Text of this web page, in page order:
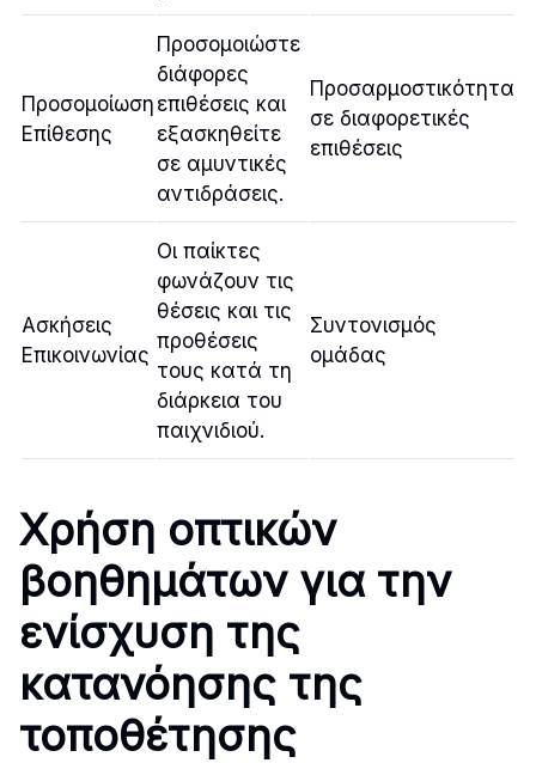
Προσομοίωση
Επίθεσης
Προσομοιώστε
διάφορες
επιθέσεις και
εξασκηθείτε
σε αμυντικές
αντιδράσεις.
Προσαρμοστικότητα
σε διαφορετικές
επιθέσεις
Ασκήσεις
Επικοινωνίας
Οι παίκτες
φωνάζουν τις
θέσεις και τις
προθέσεις
τους κατά τη
διάρκεια του
παιχνιδιού.
Συντονισμός
ομάδας
Χρήση οπτικών
βοηθημάτων για την
ενίσχυση της
κατανόησης της
τοποθέτησης